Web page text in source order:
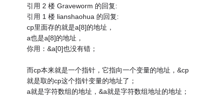
引用 2 楼 Graveworm 的回复:
引用 1 楼 lianshaohua 的回复:
cp里面存的就是a[8]的地址，
a也是a[8]的地址，
你用：&a[0]也没有错；
而cp本来就是一个指针，它指向一个变量的地址，&cp
就是取的cp这个指针变量的地址了；
a就是字符数组的地址，&a就是字符数组地址的地址；